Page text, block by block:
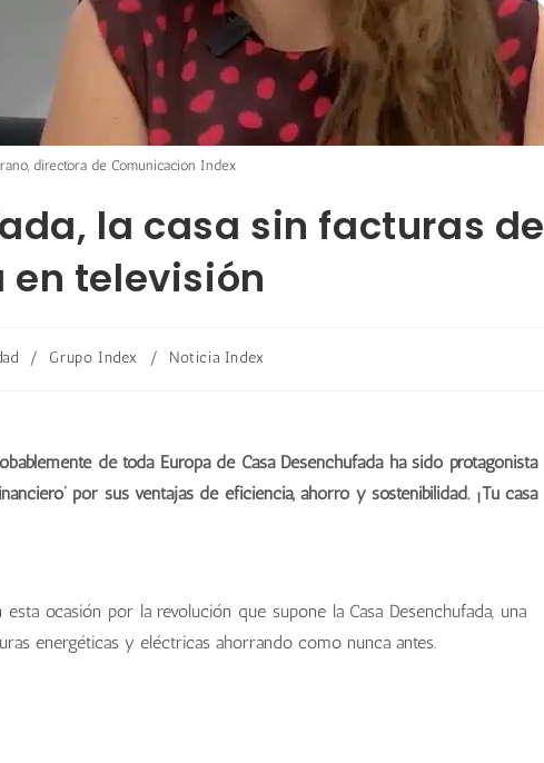
directora de Comunicacion Index
la casa sin facturas de
televisión
/ Grupo Index / Noticia Index
de toda Europa de Casa Desenchufada ha sido protagonista
por sus ventajas de eficiencia, ahorro y sostenibilidad. ¡Tu casa
ocasión por la revolución que supone la Casa Desenchufada, una
energéticas y eléctricas ahorrando como nunca antes.